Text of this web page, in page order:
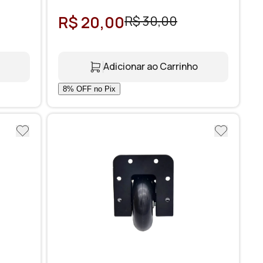
R$ 20,00R$ 30,00
Adicionar ao Carrinho